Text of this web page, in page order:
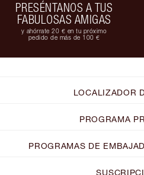
PRESÉNTANOS A TUS
FABULOSAS AMIGAS
y ahórrate 20 € en tu próximo
pedido de más de 100 €
LOCALIZADOR
PROGRAMA
PROGRAMAS DE